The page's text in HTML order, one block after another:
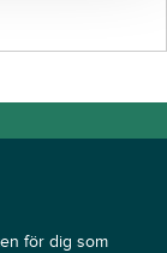
för dig som